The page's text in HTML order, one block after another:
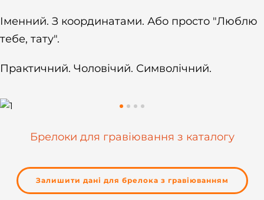
Іменний. З координатами. Або просто "Люблю
тебе, тату".
Практичний. Чоловічий. Символічний.
Брелоки для гравіювання з каталогу
Залишити дані для брелока з гравіюванням